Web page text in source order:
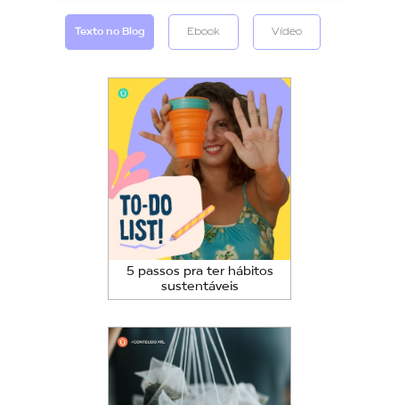
Texto no Blog Vídeo
Ebook
5 passos pra ter hábitos
sustentáveis